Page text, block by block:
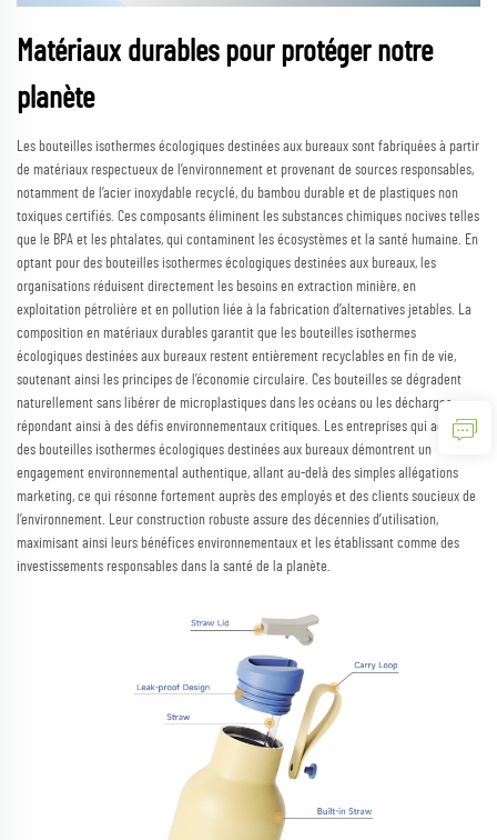
Matériaux durables pour protéger notre
planète
Les bouteilles isothermes écologiques destinées aux bureaux sont fabriquées à partir
de matériaux respectueux de l’environnement et provenant de sources responsables,
notamment de l’acier inoxydable recyclé, du bambou durable et de plastiques non
toxiques certifiés. Ces composants éliminent les substances chimiques nocives telles
que le BPA et les phtalates, qui contaminent les écosystèmes et la santé humaine. En
optant pour des bouteilles isothermes écologiques destinées aux bureaux, les
organisations réduisent directement les besoins en extraction minière, en
exploitation pétrolière et en pollution liée à la fabrication d’alternatives jetables. La
composition en matériaux durables garantit que les bouteilles isothermes
écologiques destinées aux bureaux restent entièrement recyclables en fin de vie,
soutenant ainsi les principes de l’économie circulaire. Ces bouteilles se dégradent
naturellement sans libérer de microplastiques dans les océans ou les décharges,
répondant ainsi à des défis environnementaux critiques. Les entreprises qui adoptent
des bouteilles isothermes écologiques destinées aux bureaux démontrent un
engagement environnemental authentique, allant au-delà des simples allégations
marketing, ce qui résonne fortement auprès des employés et des clients soucieux de
l’environnement. Leur construction robuste assure des décennies d’utilisation,
maximisant ainsi leurs bénéfices environnementaux et les établissant comme des
investissements responsables dans la santé de la planète.